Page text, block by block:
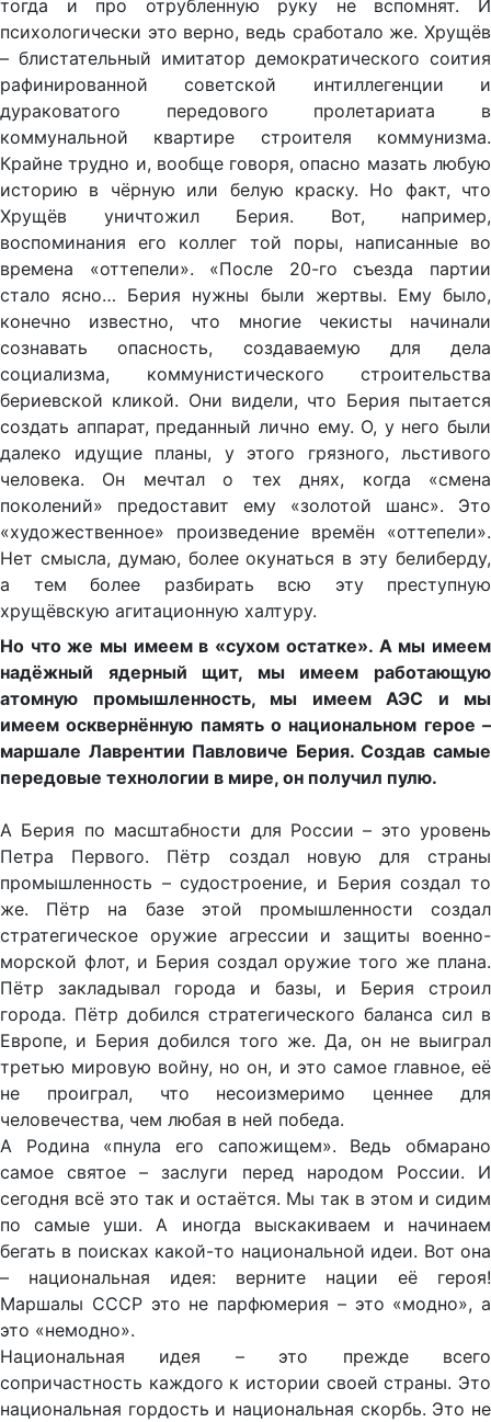
тогда и про отрубленную руку не вспомнят. И
психологически это верно, ведь сработало же. Хрущёв
– блистательный имитатор демократического соития
рафинированной советской интиллегенции и
дураковатого передового пролетариата в
коммунальной квартире строителя коммунизма.
Крайне трудно и, вообще говоря, опасно мазать любую
историю в чёрную или белую краску. Но факт, что
Хрущёв уничтожил Берия. Вот, например,
воспоминания его коллег той поры, написанные во
времена «оттепели». «После 20-го съезда партии
стало ясно… Берия нужны были жертвы. Ему было,
конечно известно, что многие чекисты начинали
сознавать опасность, создаваемую для дела
социализма, коммунистического строительства
бериевской кликой. Они видели, что Берия пытается
создать аппарат, преданный лично ему. О, у него были
далеко идущие планы, у этого грязного, льстивого
человека. Он мечтал о тех днях, когда «смена
поколений» предоставит ему «золотой шанс». Это
«художественное» произведение времён «оттепели».
Нет смысла, думаю, более окунаться в эту белиберду,
а тем более разбирать всю эту преступную
хрущёвскую агитационную халтуру.
Но что же мы имеем в «сухом остатке». А мы имеем
надёжный ядерный щит, мы имеем работающую
атомную промышленность, мы имеем АЭС и мы
имеем осквернённую память о национальном герое –
маршале Лаврентии Павловиче Берия. Создав самые
передовые технологии в мире, он получил пулю.
А Берия по масштабности для России – это уровень
Петра Первого. Пётр создал новую для страны
промышленность – судостроение, и Берия создал то
же. Пётр на базе этой промышленности создал
стратегическое оружие агрессии и защиты военно-
морской флот, и Берия создал оружие того же плана.
Пётр закладывал города и базы, и Берия строил
города. Пётр добился стратегического баланса сил в
Европе, и Берия добился того же. Да, он не выиграл
третью мировую войну, но он, и это самое главное, её
не проиграл, что несоизмеримо ценнее для
человечества, чем любая в ней победа.
А Родина «пнула его сапожищем». Ведь обмарано
самое святое – заслуги перед народом России. И
сегодня всё это так и остаётся. Мы так в этом и сидим
по самые уши. А иногда выскакиваем и начинаем
бегать в поисках какой-то национальной идеи. Вот она
– национальная идея: верните нации её героя!
Маршалы СССР это не парфюмерия – это «модно», а
это «немодно».
Национальная идея – это прежде всего
сопричастность каждого к истории своей страны. Это
национальная гордость и национальная скорбь. Это не